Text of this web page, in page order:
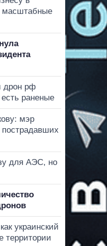
масштабные
дрон рф
раненые
мэр
для АЭС, но
украинский
территории